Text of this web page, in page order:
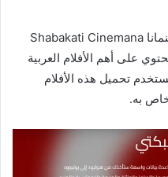
تنزيل افلام من سينمانا يعد موقع سينمانا Shabakati Cinemana
على أهم الأفلام العربية
تحميل هذه الأفلام
به.